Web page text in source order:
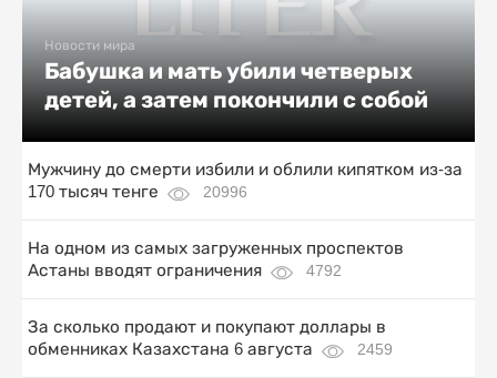
Новости мира
Бабушка и мать убили четверых
детей, а затем покончили с собой
Мужчину до смерти избили и облили кипятком из-за
170 тысяч тенге
20996
На одном из самых загруженных проспектов
Астаны вводят ограничения
4792
За сколько продают и покупают доллары в
обменниках Казахстана 6 августа
2459